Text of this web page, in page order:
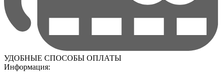
УДОБНЫЕ СПОСОБЫ ОПЛАТЫ
Информация: